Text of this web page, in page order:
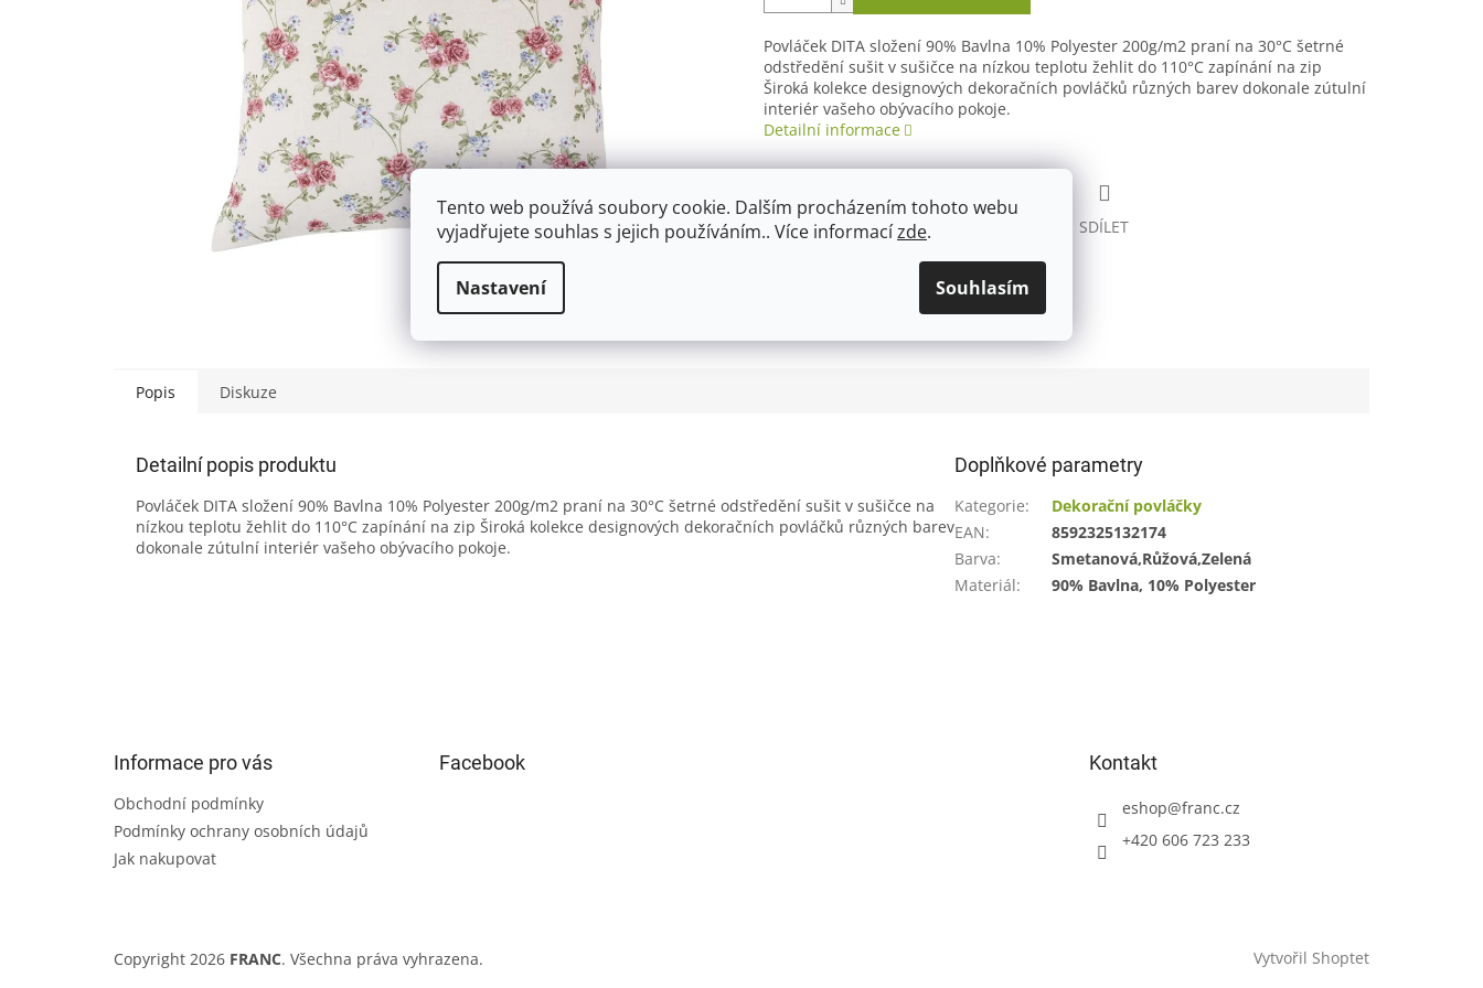
Tento web používá soubory cookie. Dalším procházením tohoto webu
vyjadřujete souhlas s jejich používáním.. Více informacízde.
Nastavení Souhlasím
Povláček DITA složení 90% Bavlna 10% Polyester 200g/m2 praní na 30°C šetrné
odstředění sušit v sušičce na nízkou teplotu žehlit do 110°C zapínání na zip
Široká kolekce designových dekoračních povláčků různých barev dokonale zútulní
interiér vašeho obývacího pokoje.
Detailní informace
TISK ZEPTAT SE SDÍLET
Popis Diskuze
Detailní popis produktu
Povláček DITA složení 90% Bavlna 10% Polyester 200g/m2 praní na 30°C šetrné odstředění sušit v sušičce na
nízkou teplotu žehlit do 110°C zapínání na zip Široká kolekce designových dekoračních povláčků různých barev
dokonale zútulní interiér vašeho obývacího pokoje.
Doplňkové parametry
Kategorie:
Dekorační povláčky
EAN:
8592325132174
Barva:
Smetanová,Růžová,Zelená
Materiál: 90% Bavlna, 10% Polyester
Informace pro vás
Obchodní podmínky
Podmínky ochrany osobních údajů
Jak nakupovat
Facebook Kontakt
eshop@franc.cz
+420 606 723 233
Vytvořil Shoptet
Copyright 2026 FRANC. Všechna práva vyhrazena.